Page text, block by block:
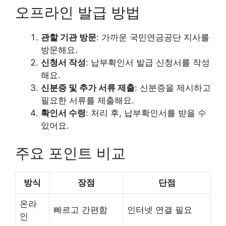
오프라인 발급 방법
관할 기관 방문: 가까운 국민연금공단 지사를
방문해요.
신청서 작성: 납부확인서 발급 신청서를 작성
해요.
신분증 및 추가 서류 제출: 신분증을 제시하고
필요한 서류를 제출해요.
확인서 수령: 처리 후, 납부확인서를 받을 수
있어요.
주요 포인트 비교
방식 장점 단점
온라
인
빠르고 간편함 인터넷 연결 필요